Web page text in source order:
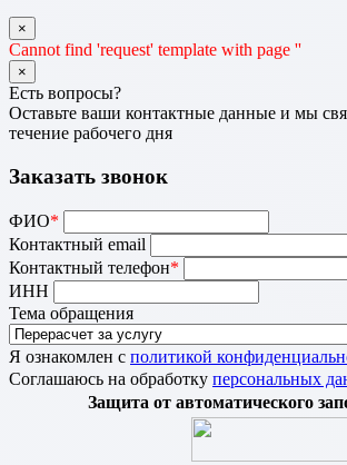
×
Cannot find 'request' template with page ''
×
Есть вопросы?
Оставьте ваши контактные данные и мы
течение рабочего дня
Заказать звонок
ФИО*
Контактный email
Контактный телефон*
ИНН
Тема обращения
Я ознакомлен с политикой
Соглашаюсь на обработку персональных
Защита от автоматического